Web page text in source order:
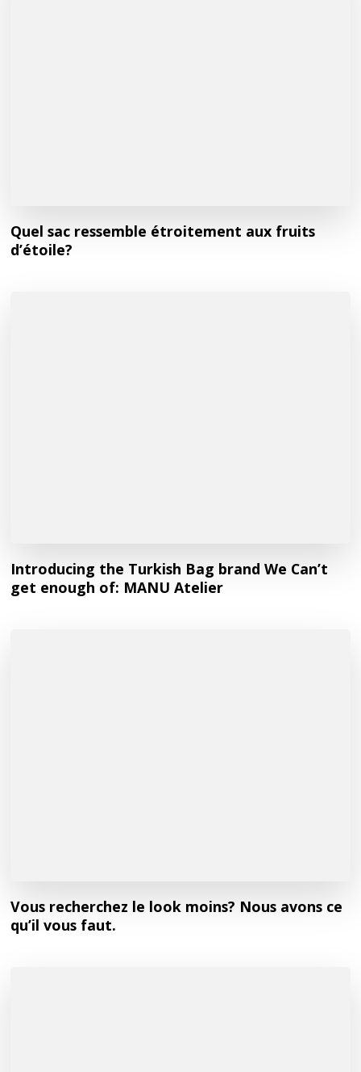
Quel sac ressemble étroitement aux fruits
d’étoile?
Introducing the Turkish Bag brand We Can’t
get enough of: MANU Atelier
Vous recherchez le look moins? Nous avons ce
qu’il vous faut.